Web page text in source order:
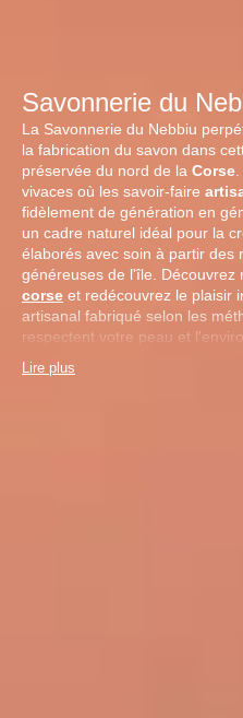
Savonnerie du
La Savonnerie du Nebbiu
la fabrication du savon dans
préservée du nord de la Corse
vivaces où les savoir-faire
fidèlement de génération en
un cadre naturel idéal pour la
élaborés avec soin à partir des
généreuses de l'île. Découvrez
corse et redécouvrez le plaisir
artisanal fabriqué selon les
respectent votre peau et
Lire plus